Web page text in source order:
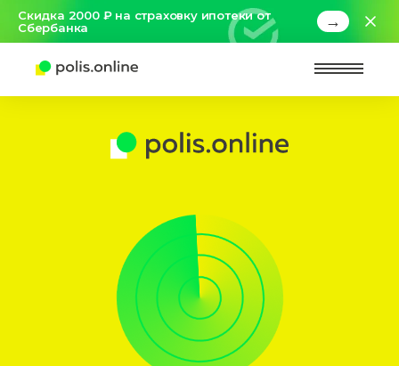
Скидка 2000 ₽ на страховку ипотеки от
Сбербанка
→